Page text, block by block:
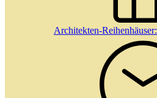
Architekten-Reihenhäuser: